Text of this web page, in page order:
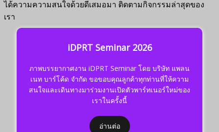
ได้ความความสนใจด้วยดีเสมอมา ติดตามกิจกรรมล่าสุดของ
เรา
iDPRT Seminar 2026
ภาพบรรยากาศงาน iDPRT Seminar โดย บริษัท แพลน
เนท บาร์โค้ด จำกัด ขอขอบคุณลูกค้าทุกท่านที่ให้ความ
สนใจและเดินทางมาร่วมงานเปิดตัวพาร์ทเนอร์ใหม่ของ
เราในครั้งนี้
อ่านต่อ